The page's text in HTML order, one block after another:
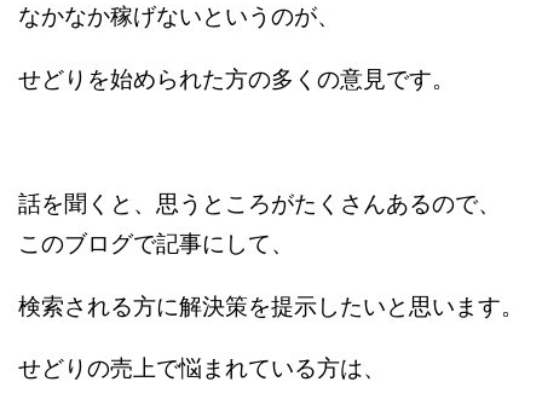
なかなか稼げないというのが、
せどりを始められた方の多くの意見です。
話を聞くと、思うところがたくさんあるので、
このブログで記事にして、
検索される方に解決策を提示したいと思います。
せどりの売上で悩まれている方は、